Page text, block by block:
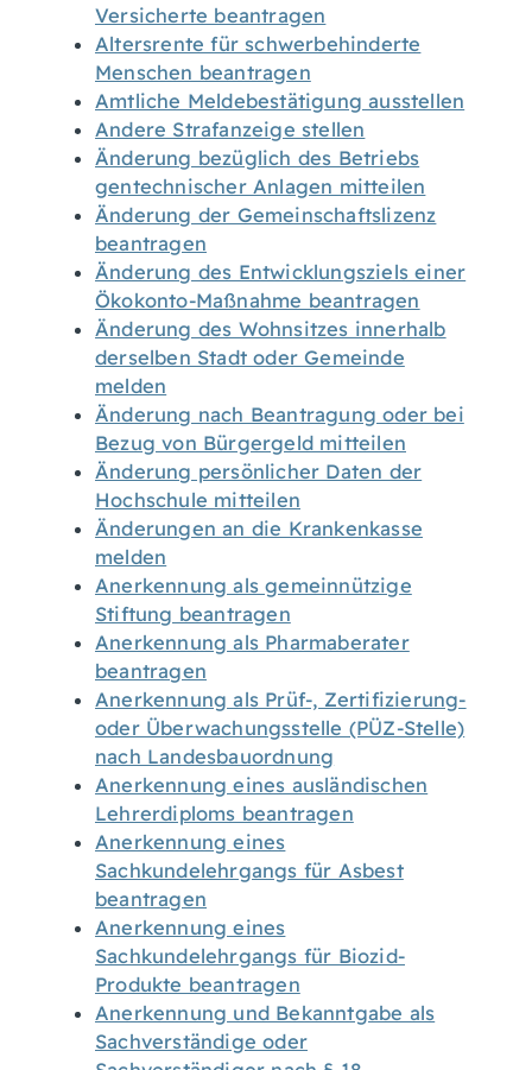
Versicherte beantragen
Altersrente für schwerbehinderte
Menschen beantragen
Amtliche Meldebestätigung ausstellen
Andere Strafanzeige stellen
Änderung bezüglich des Betriebs
gentechnischer Anlagen mitteilen
Änderung der Gemeinschaftslizenz
beantragen
Änderung des Entwicklungsziels einer
Ökokonto-Maßnahme beantragen
Änderung des Wohnsitzes innerhalb
derselben Stadt oder Gemeinde
melden
Änderung nach Beantragung oder bei
Bezug von Bürgergeld mitteilen
Änderung persönlicher Daten der
Hochschule mitteilen
Änderungen an die Krankenkasse
melden
Anerkennung als gemeinnützige
Stiftung beantragen
Anerkennung als Pharmaberater
beantragen
Anerkennung als Prüf-, Zertifizierung-
oder Überwachungsstelle (PÜZ-Stelle)
nach Landesbauordnung
Anerkennung eines ausländischen
Lehrerdiploms beantragen
Anerkennung eines
Sachkundelehrgangs für Asbest
beantragen
Anerkennung eines
Sachkundelehrgangs für Biozid-
Produkte beantragen
Anerkennung und Bekanntgabe als
Sachverständige oder